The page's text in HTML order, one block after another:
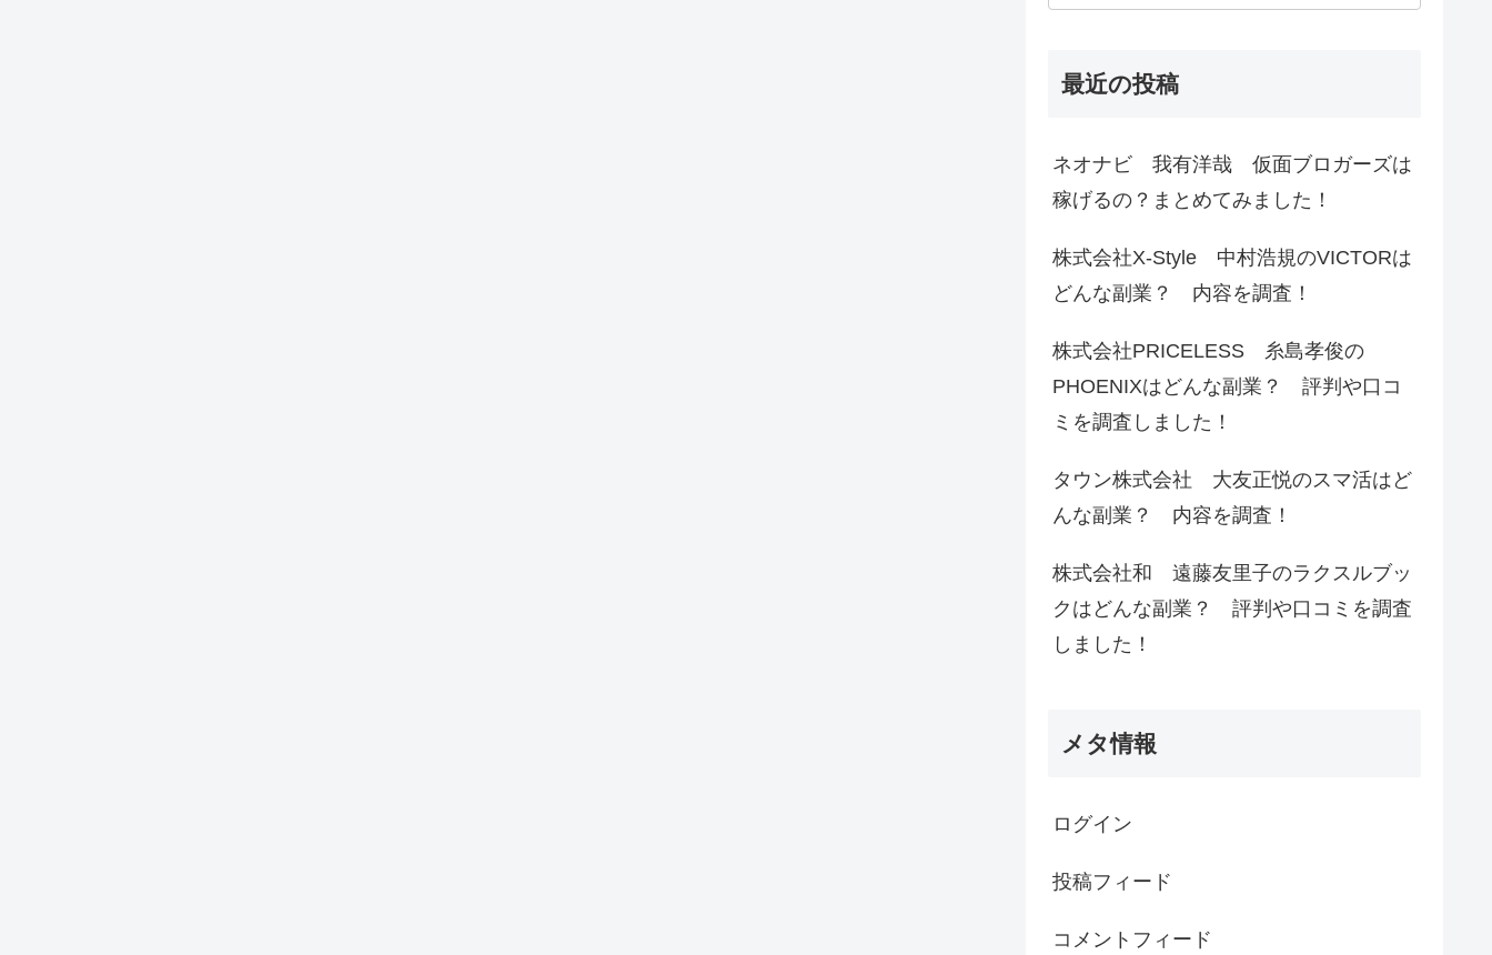
最近の投稿
ネオナビ 我有洋哉 仮面ブロガーズは
稼げるの？まとめてみました！
株式会社X-Style 中村浩規のVICTORは
どんな副業？ 内容を調査！
株式会社PRICELESS 糸島孝俊の
PHOENIXはどんな副業？ 評判や口コ
ミを調査しました！
タウン株式会社 大友正悦のスマ活はど
んな副業？ 内容を調査！
株式会社和 遠藤友里子のラクスルブッ
クはどんな副業？ 評判や口コミを調査
しました！
メタ情報
ログイン
投稿フィード
コメントフィード